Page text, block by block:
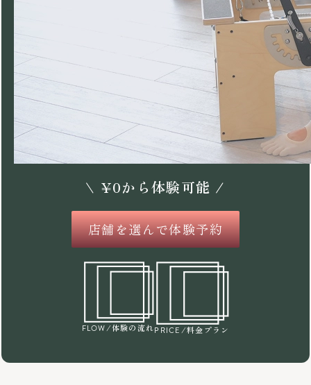
\ ¥0から体験可能 /
店舗を選んで体験予約
FLOW /体験の流れPRICE /料金プラン